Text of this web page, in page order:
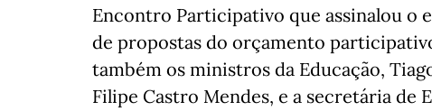
Encontro Participativo que assinalou o
de propostas do orçamento
também os ministros da Educação,
Filipe Castro Mendes, e a secretária de